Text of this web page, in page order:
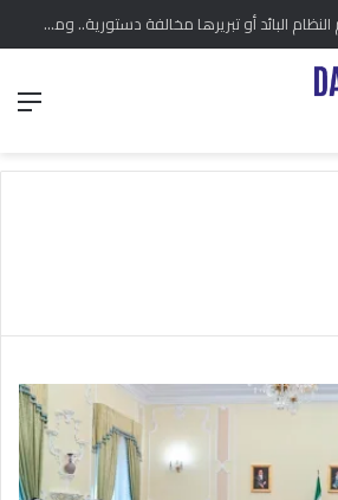
وزير العدل: إنكار جرائم النظام البائد أو تبريرها مخالفة دستورية.. ومشروع قانون خاص إلى مجلس الشعب